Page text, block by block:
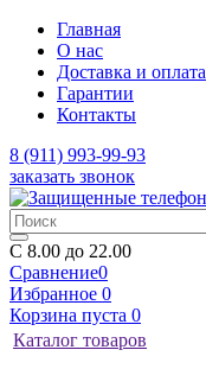
Главная
О нас
Доставка и оплата
Гарантии
Контакты
8 (911) 993-99-93
заказать звонок
C 8.00 до 22.00
Сравнение0
Избранное 0
Корзина пуста 0
Каталог товаров